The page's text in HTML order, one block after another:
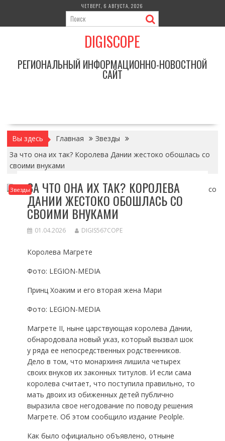
содержимому
ЧЕТВЕРГ, 6 АВГУСТА, 2026
DIGISCOPE
РЕГИОНАЛЬНЫЙ ИНФОРМАЦИОННО-НОВОСТНОЙ
САЙТ
Вы здесь Главная
Звезды
За что она их так? Королева Дании жестоко обошлась со
своими внуками
ЗвездыЗА ЧТО ОНА ИХ ТАК? КОРОЛЕВА
ДАНИИ ЖЕСТОКО ОБОШЛАСЬ СО
СВОИМИ ВНУКАМИ
01.04.2026 DIGIS567COPE
Королева Магрете
Фото: LEGION-MEDIA
Принц Хоаким и его вторая жена Мари
Фото: LEGION-MEDIA
Магрете II, ныне царствующая королева Дании,
обнародовала новый указ, который вызвал шок
у ряда ее непосредственных родственников.
Дело в том, что монархиня лишила четырех
своих внуков их законных титулов. И если сама
королева считает, что поступила правильно, то
мать двоих из обиженных детей публично
выразила свое негодование по поводу решения
Магрете. Об этом сообщило издание Peolple.
Как было официально объявлено, отныне